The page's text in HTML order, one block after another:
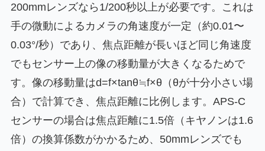
200mmレンズなら1/200秒以上が必要です。これは
手の微動によるカメラの角速度が一定（約0.01〜
0.03°/秒）であり、焦点距離が長いほど同じ角速度
でもセンサー上の像の移動量が大きくなるためで
す。像の移動量はd=f×tanθ≒f×θ（θが十分小さい場
合）で計算でき、焦点距離に比例します。APS-C
センサーの場合は焦点距離に1.5倍（キヤノンは1.6
倍）の換算係数がかかるため、50mmレンズでも